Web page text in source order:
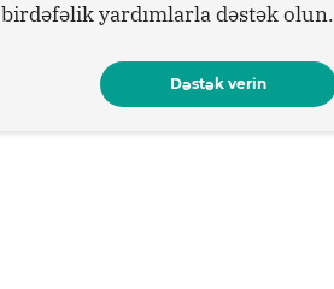
birdəfəlik yardımlarla dəstək olun.
Dəstək verin